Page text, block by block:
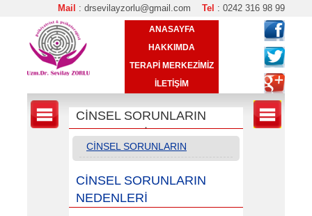
Mail : drsevilayzorlu@gmail.com Tel : 0242 316 98 99
ANASAYFA
HAKKIMDA
TERAPİ MERKEZİMİZ
İLETİŞİM
CİNSEL SORUNLARIN
NEDENLERİ
CİNSEL SORUNLARIN
CİNSEL SORUNLARIN
NEDENLERİ